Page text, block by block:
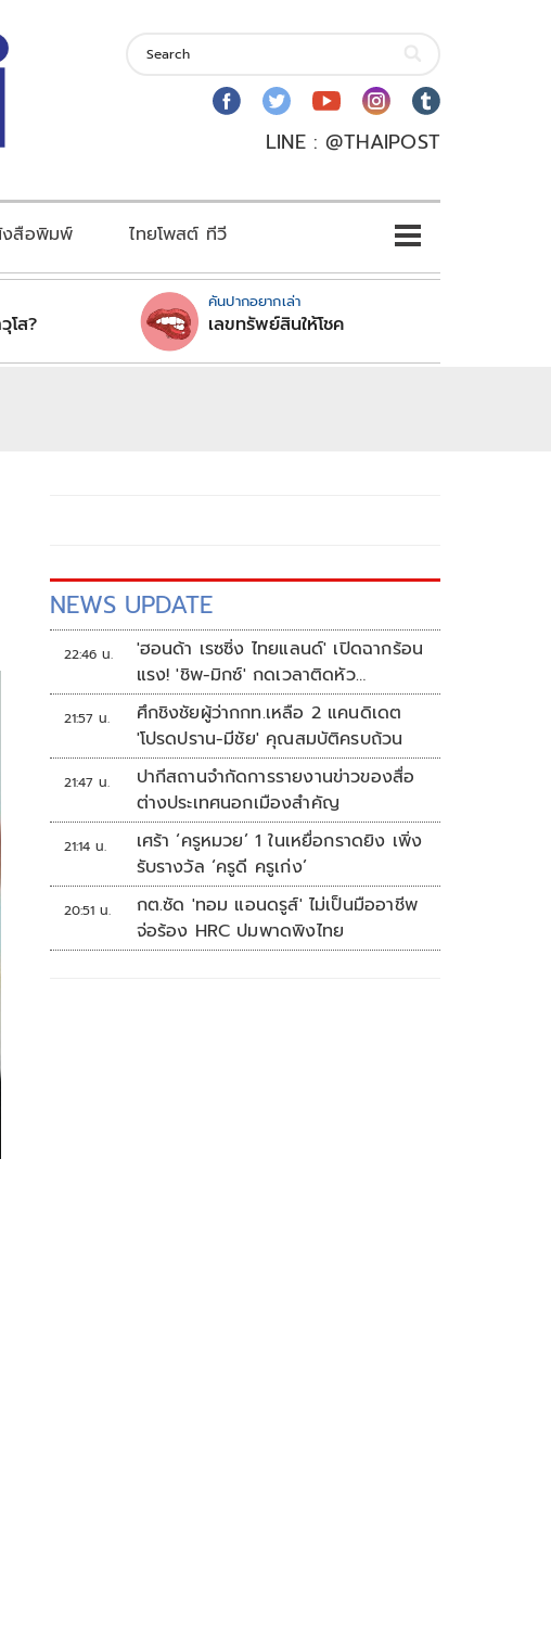
LINE : @THAIPOST
สือพิมพ์ ไทยโพสต์ ทีวี
โส?
คันปากอยากเล่า
เลขทรัพย์สินให้โชค
NEWS UPDATE
22:46 น.
'ฮอนด้า เรซซิ่ง ไทยแลนด์' เปิดฉากร้อน
แรง! 'ชิพ-มิกซ์' กดเวลาติดหัว
แถว ARRC สนาม 4 ที่มัลดาลิกา
21:57 น.
ศึกชิงชัยผู้ว่ากกท.เหลือ 2 แคนดิเดต
'โปรดปราน-มีชัย' คุณสมบัติครบถ้วน
21:47 น.
ปากีสถานจำกัดการรายงานข่าวของสื่อ
ต่างประเทศนอกเมืองสำคัญ
21:14 น.
เศร้า ‘ครูหมวย’ 1 ในเหยื่อกราดยิง เพิ่ง
รับรางวัล ‘ครูดี ครูเก่ง’
20:51 น.
กต.ซัด 'ทอม แอนดรูส์' ไม่เป็นมืออาชีพ
จ่อร้อง HRC ปมพาดพิงไทย